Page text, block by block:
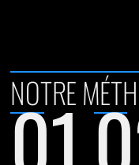
NOTRE
01